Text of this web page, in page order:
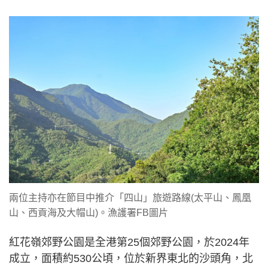
兩位主持亦在節目中推介「四山」旅遊路線(太平山、鳳凰
山、西貢海及大帽山)。漁護署FB圖片
紅花嶺郊野公園是全港第25個郊野公園，於2024年
成立，面積約530公頃，位於新界東北的沙頭角，北